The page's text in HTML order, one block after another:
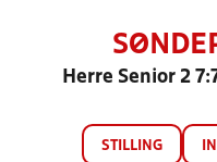
Herre Senior 2
STILLING